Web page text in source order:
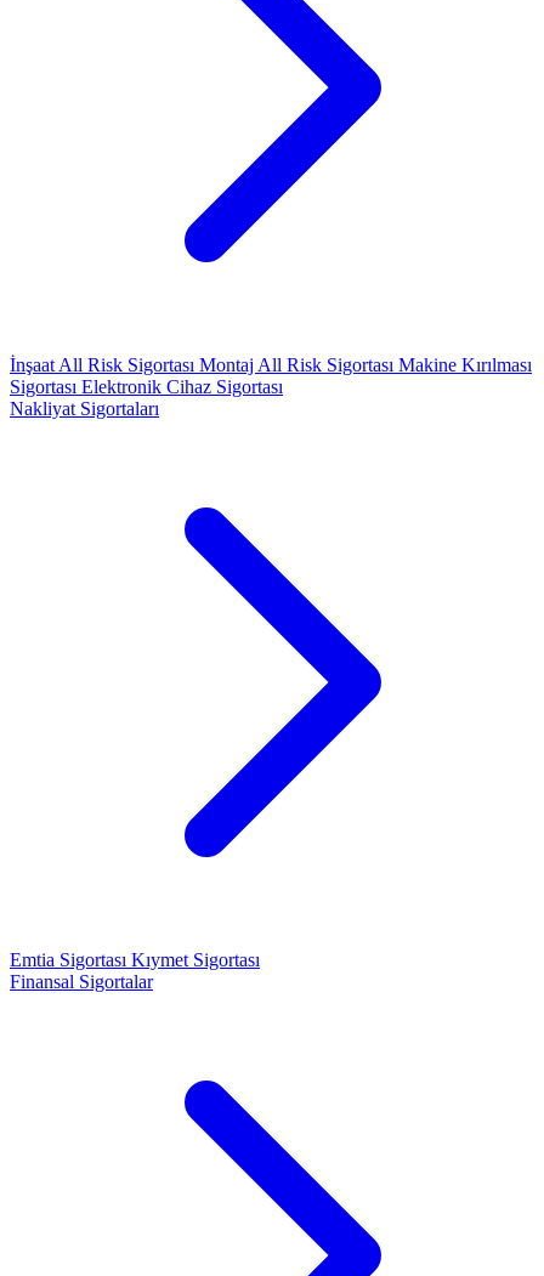
İnşaat All Risk Sigortası Montaj All Risk Sigortası Makine Kırılması
Sigortası Elektronik Cihaz Sigortası
Nakliyat Sigortaları
Emtia Sigortası Kıymet Sigortası
Finansal Sigortalar